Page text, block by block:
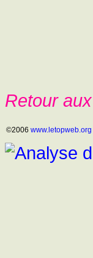
Retour
©2006 www.letopweb.org